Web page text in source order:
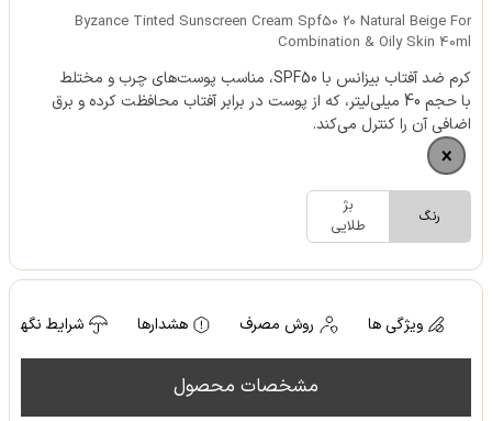
Byzance Tinted Sunscreen Cream Spf50 20 Natural Beige For
Combination & Oily Skin 40ml
کرم ضد آفتاب بیزانس با SPF50، مناسب پوست‌های چرب و مختلط
با حجم 40 میلی‌لیتر، که از پوست در برابر آفتاب محافظت کرده و برق
اضافی آن را کنترل می‌کند.
رنگ
بژ
طلایی
ویژگی ها روش مصرف هشدارها شرایط
مشخصات محصول